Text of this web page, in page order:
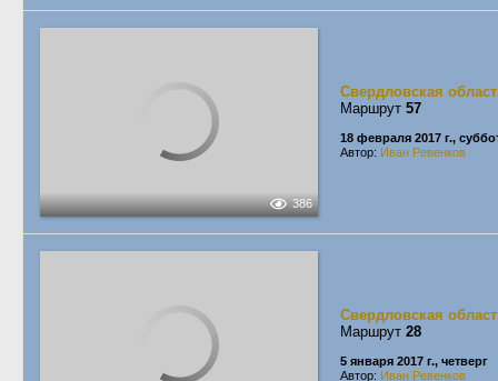
386
Свердловская
Маршрут 57
18 февраля 2017 г.,
Автор: Иван Ревенков
Свердловская
Маршрут 28
5 января 2017 г., четверг
Автор: Иван Ревенков